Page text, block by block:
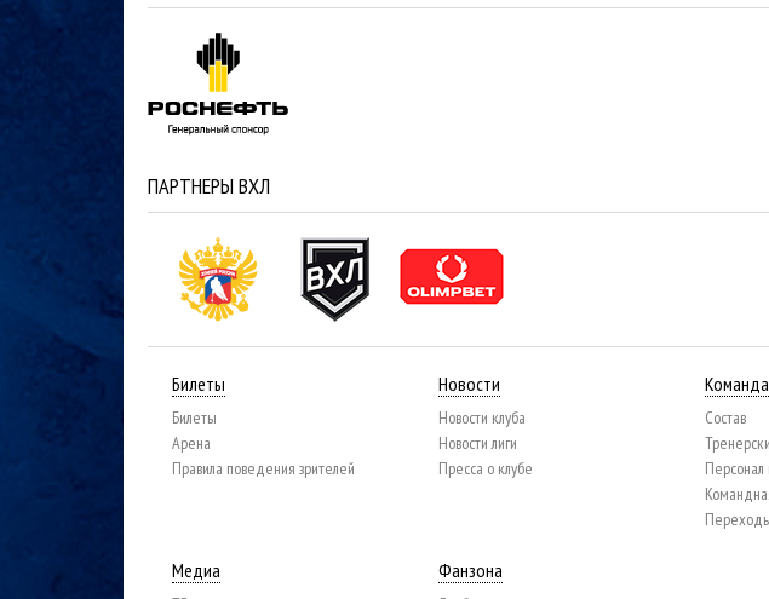
ПАРТНЕРЫ ВХЛ
Билеты
Билеты
Арена
Правила поведения зрителей
Новости
Новости клуба
Новости лиги
Пресса о клубе
Команда
Состав
Медиа Фанзона